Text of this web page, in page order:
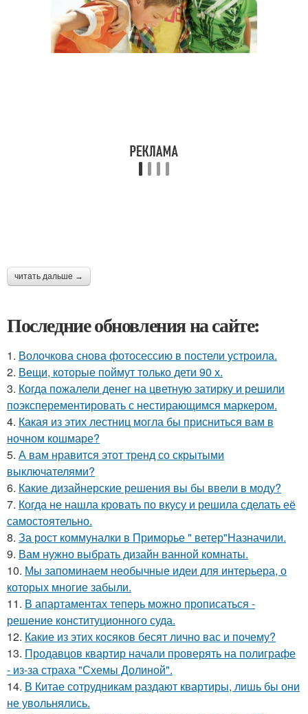
читать дальше →
Последние обновления на сайте:
1. Волочкова снова фотосессию в постели устроила.
2. Вещи, которые поймут только дети 90 х.
3. Когда пожалели денег на цветную затирку и решили
поэксперементировать с нестирающимся маркером.
4. Какая из этих лестниц могла бы присниться вам в
ночном кошмаре?
5. А вам нравится этот тренд со скрытыми
выключателями?
6. Какие дизайнерские решения вы бы ввели в моду?
7. Когда не нашла кровать по вкусу и решила сделать её
самостоятельно.
8. За рост коммуналки в Приморье " ветер"Назначили.
9. Вам нужно выбрать дизайн ванной комнаты.
10. Мы запоминаем необычные идеи для интерьера, о
которых многие забыли.
11. В апартаментах теперь можно прописаться -
решение конституционного суда.
12. Какие из этих косяков бесят лично вас и почему?
13. Продавцов квартир начали проверять на полиграфе
- из-за страха "Схемы Долиной".
14. В Китае сотрудникам раздают квартиры, лишь бы они
не увольнялись.